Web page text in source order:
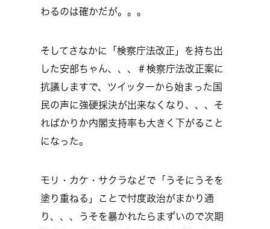
わるのは確かだが。。。
そしてさなかに「検察庁法改正」を持ち出
した安部ちゃん、、、＃検察庁法改正案に
抗議しますで、ツイッターから始まった国
民の声に強硬採決が出来なくなり、、、そ
ればかりか内閣支持率も大きく下がること
になった。
モリ・カケ・サクラなどで「うそにうそを
塗り重ねる」ことで忖度政治がまかり通
り、、、うそを暴かれたらまずいので次期